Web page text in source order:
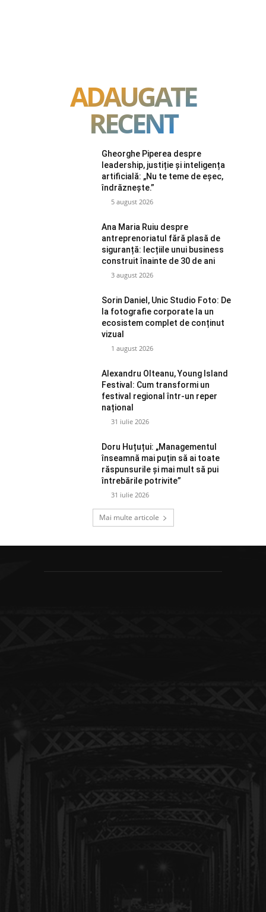
ADAUGATE
RECENT
Gheorghe Piperea despre
leadership, justiție și inteligența
artificială: „Nu te teme de eșec,
îndrăznește.”
5 august 2026
Ana Maria Ruiu despre
antreprenoriatul fără plasă de
siguranță: lecțiile unui business
construit înainte de 30 de ani
3 august 2026
Sorin Daniel, Unic Studio Foto: De
la fotografie corporate la un
ecosistem complet de conținut
vizual
1 august 2026
Alexandru Olteanu, Young Island
Festival: Cum transformi un
festival regional într-un reper
național
31 iulie 2026
Doru Huțuțui: „Managementul
înseamnă mai puțin să ai toate
răspunsurile și mai mult să pui
întrebările potrivite”
31 iulie 2026
Mai multe articole